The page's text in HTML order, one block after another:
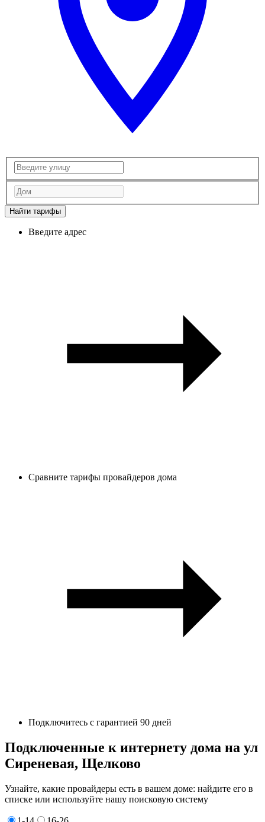
Найти тарифы
Введите адрес
Сравните тарифы провайдеров дома
Подключитесь с гарантией 90 дней
Подключенные к интернету дома на ул
Сиреневая, Щелково
Узнайте, какие провайдеры есть в вашем доме: найдите его в
списке или используйте нашу поисковую систему